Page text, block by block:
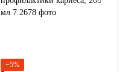
−5%